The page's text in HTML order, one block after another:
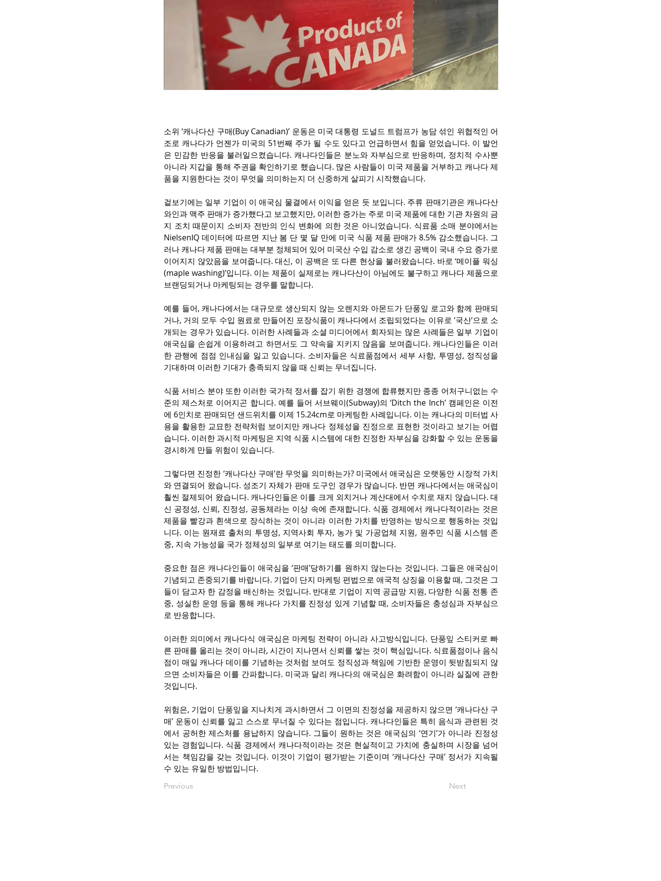
소위 ‘캐나다산 구매(Buy Canadian)’ 운동은 미국 대통령 도널드 트럼프가 농담 섞인 위협적인 어
조로 캐나다가 언젠가 미국의 51번째 주가 될 수도 있다고 언급하면서 힘을 얻었습니다. 이 발언
은 민감한 반응을 불러일으켰습니다. 캐나다인들은 분노와 자부심으로 반응하며, 정치적 수사뿐
아니라 지갑을 통해 주권을 확인하기로 했습니다. 많은 사람들이 미국 제품을 거부하고 캐나다 제
품을 지원한다는 것이 무엇을 의미하는지 더 신중하게 살피기 시작했습니다.
겉보기에는 일부 기업이 이 애국심 물결에서 이익을 얻은 듯 보입니다. 주류 판매기관은 캐나다산
와인과 맥주 판매가 증가했다고 보고했지만, 이러한 증가는 주로 미국 제품에 대한 기관 차원의 금
지 조치 때문이지 소비자 전반의 인식 변화에 의한 것은 아니었습니다. 식료품 소매 분야에서는
NielsenIQ 데이터에 따르면 지난 봄 단 몇 달 만에 미국 식품 제품 판매가 8.5% 감소했습니다. 그
러나 캐나다 제품 판매는 대부분 정체되어 있어 미국산 수입 감소로 생긴 공백이 국내 수요 증가로
이어지지 않았음을 보여줍니다. 대신, 이 공백은 또 다른 현상을 불러왔습니다. 바로 ‘메이플 워싱
(maple washing)’입니다. 이는 제품이 실제로는 캐나다산이 아님에도 불구하고 캐나다 제품으로
브랜딩되거나 마케팅되는 경우를 말합니다.
예를 들어, 캐나다에서는 대규모로 생산되지 않는 오렌지와 아몬드가 단풍잎 로고와 함께 판매되
거나, 거의 모두 수입 원료로 만들어진 포장식품이 캐나다에서 조립되었다는 이유로 ‘국산’으로 소
개되는 경우가 있습니다. 이러한 사례들과 소셜 미디어에서 회자되는 많은 사례들은 일부 기업이
애국심을 손쉽게 이용하려고 하면서도 그 약속을 지키지 않음을 보여줍니다. 캐나다인들은 이러
한 관행에 점점 인내심을 잃고 있습니다. 소비자들은 식료품점에서 세부 사항, 투명성, 정직성을
기대하며 이러한 기대가 충족되지 않을 때 신뢰는 무너집니다.
식품 서비스 분야 또한 이러한 국가적 정서를 잡기 위한 경쟁에 합류했지만 종종 어처구니없는 수
준의 제스처로 이어지곤 합니다. 예를 들어 서브웨이(Subway)의 ‘Ditch the Inch’ 캠페인은 이전
에 6인치로 판매되던 샌드위치를 이제 15.24cm로 마케팅한 사례입니다. 이는 캐나다의 미터법 사
용을 활용한 교묘한 전략처럼 보이지만 캐나다 정체성을 진정으로 표현한 것이라고 보기는 어렵
습니다. 이러한 과시적 마케팅은 지역 식품 시스템에 대한 진정한 자부심을 강화할 수 있는 운동을
경시하게 만들 위험이 있습니다.
그렇다면 진정한 ‘캐나다산 구매’란 무엇을 의미하는가? 미국에서 애국심은 오랫동안 시장적 가치
와 연결되어 왔습니다. 성조기 자체가 판매 도구인 경우가 많습니다. 반면 캐나다에서는 애국심이
훨씬 절제되어 왔습니다. 캐나다인들은 이를 크게 외치거나 계산대에서 수치로 재지 않습니다. 대
신 공정성, 신뢰, 진정성, 공동체라는 이상 속에 존재합니다. 식품 경제에서 캐나다적이라는 것은
제품을 빨강과 흰색으로 장식하는 것이 아니라 이러한 가치를 반영하는 방식으로 행동하는 것입
니다. 이는 원재료 출처의 투명성, 지역사회 투자, 농가 및 가공업체 지원, 원주민 식품 시스템 존
중, 지속 가능성을 국가 정체성의 일부로 여기는 태도를 의미합니다.
중요한 점은 캐나다인들이 애국심을 ‘판매’당하기를 원하지 않는다는 것입니다. 그들은 애국심이
기념되고 존중되기를 바랍니다. 기업이 단지 마케팅 편법으로 애국적 상징을 이용할 때, 그것은 그
들이 담고자 한 감정을 배신하는 것입니다. 반대로 기업이 지역 공급망 지원, 다양한 식품 전통 존
중, 성실한 운영 등을 통해 캐나다 가치를 진정성 있게 기념할 때, 소비자들은 충성심과 자부심으
로 반응합니다.
이러한 의미에서 캐나다식 애국심은 마케팅 전략이 아니라 사고방식입니다. 단풍잎 스티커로 빠
른 판매를 올리는 것이 아니라, 시간이 지나면서 신뢰를 쌓는 것이 핵심입니다. 식료품점이나 음식
점이 매일 캐나다 데이를 기념하는 것처럼 보여도 정직성과 책임에 기반한 운영이 뒷받침되지 않
으면 소비자들은 이를 간파합니다. 미국과 달리 캐나다의 애국심은 화려함이 아니라 실질에 관한
것입니다.
위험은, 기업이 단풍잎을 지나치게 과시하면서 그 이면의 진정성을 제공하지 않으면 ‘캐나다산 구
매’ 운동이 신뢰를 잃고 스스로 무너질 수 있다는 점입니다. 캐나다인들은 특히 음식과 관련된 것
에서 공허한 제스처를 용납하지 않습니다. 그들이 원하는 것은 애국심의 ‘연기’가 아니라 진정성
있는 경험입니다. 식품 경제에서 캐나다적이라는 것은 현실적이고 가치에 충실하며 시장을 넘어
서는 책임감을 갖는 것입니다. 이것이 기업이 평가받는 기준이며 ‘캐나다산 구매’ 정서가 지속될
수 있는 유일한 방법입니다.
Previous Next